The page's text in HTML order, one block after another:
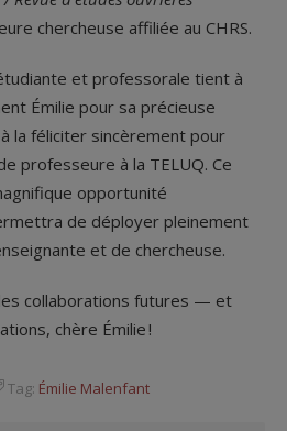
chercheuse affiliée au CHRS.
et professorale tient à
Émilie pour sa précieuse
la féliciter sincèrement pour
professeure à la TELUQ. Ce
opportunité
de déployer pleinement
et de chercheuse.
collaborations futures — et
chère Émilie !
Tag: Émilie Malenfant